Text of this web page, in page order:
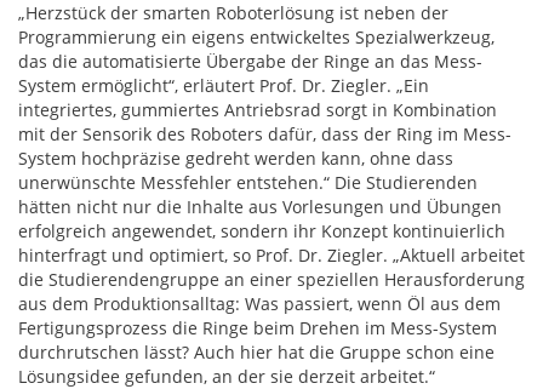
„Herzstück der smarten Roboterlösung ist neben der
Programmierung ein eigens entwickeltes Spezialwerkzeug,
das die automatisierte Übergabe der Ringe an das Mess-
System ermöglicht“, erläutert Prof. Dr. Ziegler. „Ein
integriertes, gummiertes Antriebsrad sorgt in Kombination
mit der Sensorik des Roboters dafür, dass der Ring im Mess-
System hochpräzise gedreht werden kann, ohne dass
unerwünschte Messfehler entstehen.“ Die Studierenden
hätten nicht nur die Inhalte aus Vorlesungen und Übungen
erfolgreich angewendet, sondern ihr Konzept kontinuierlich
hinterfragt und optimiert, so Prof. Dr. Ziegler. „Aktuell arbeitet
die Studierendengruppe an einer speziellen Herausforderung
aus dem Produktionsalltag: Was passiert, wenn Öl aus dem
Fertigungsprozess die Ringe beim Drehen im Mess-System
durchrutschen lässt? Auch hier hat die Gruppe schon eine
Lösungsidee gefunden, an der sie derzeit arbeitet.“